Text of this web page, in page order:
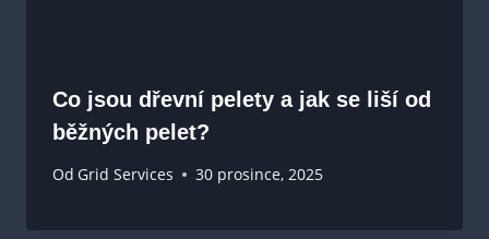
Co jsou dřevní pelety a jak se liší od
běžných pelet?
Od Grid Services 30 prosince, 2025